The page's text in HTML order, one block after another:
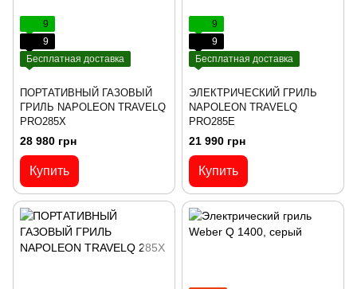
9
9
Бесплатная доставка
ПОРТАТИВНЫЙ ГАЗОВЫЙ
ГРИЛЬ NAPOLEON TRAVELQ
PRO285X
28 980 грн
Купить
9
9
Бесплатная доставка
ЭЛЕКТРИЧЕСКИЙ ГРИЛЬ
NAPOLEON TRAVELQ
PRO285E
21 990 грн
Купить